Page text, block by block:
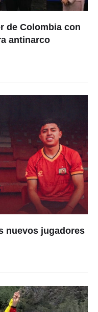
de Colombia con
antinarco
nuevos jugadores